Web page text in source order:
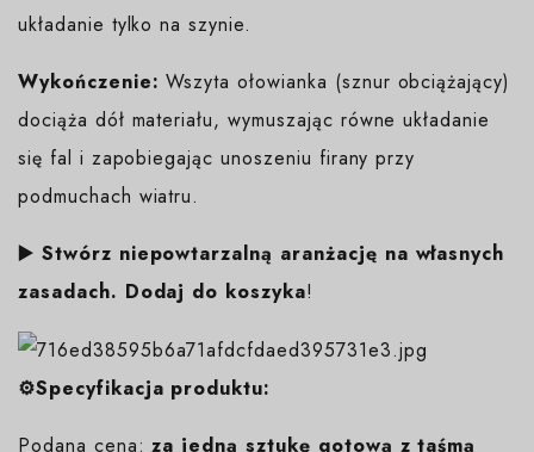
układanie tylko na szynie.
Wykończenie: Wszyta ołowianka (sznur obciążający)
dociąża dół materiału, wymuszając równe układanie
się fal i zapobiegając unoszeniu firany przy
podmuchach wiatru.
▶️ Stwórz niepowtarzalną aranżację na własnych
zasadach. Dodaj do koszyka!
⚙️Specyfikacja produktu:
Podana cena: za jedną sztukę gotową z taśmą